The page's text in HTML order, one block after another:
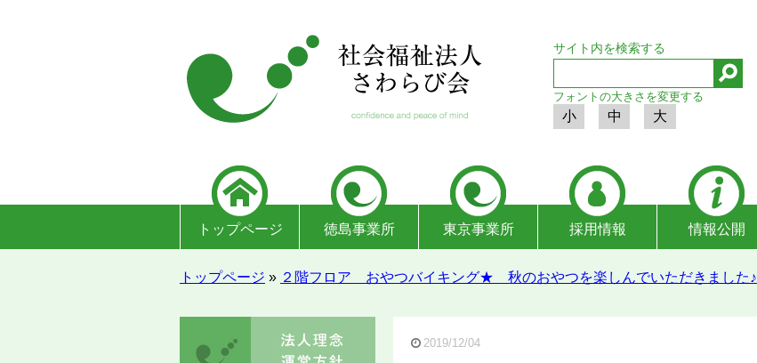
サイト内を検索する
フォントの大きさを変更する
小 中 大
トップページ 徳島事業所 東京事業所 採用情報 情報公開
トップページ » ２階フロア おやつバイキング★ 秋のおやつを楽しんでいただきました♪
2019/12/04